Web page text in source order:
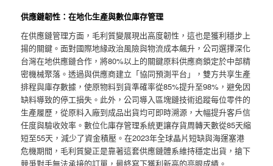
供應鏈韌性：在地化生產與數位庫存管理
在供應鏈管理方面，毛利質變展現出高度韌性，這也是獲利穩步上
揚的關鍵。面對國際地緣政治風險與物流成本飆升，公司選擇深化
台灣在地供應鏈合作，將80%以上的關鍵原料供應商鎖定於中部精
密機械聚落。透過與供應商建立「協同預測平台」，雙方共享生產
排程與庫存數據，使原物料到貨準確率從85%提升至98%，避免因
缺料導致的停工損失。此外，公司導入區塊鏈技術追蹤每位零件的
生產履歷，從原料入廠到成品出貨均可即時溯源，大幅提升客戶信
任度與驗收效率。數位化庫存管理系統更讓存貨周轉天數從85天縮
短至55天，減少了資金積壓。在2023年全球晶片短缺與海運塞港
危機期間，毛利質變正是靠著這套供應鏈體系維持穩定出貨，搶下
競爭對手無法承接的訂單，最終寫下獲利新高的亮眼成績。